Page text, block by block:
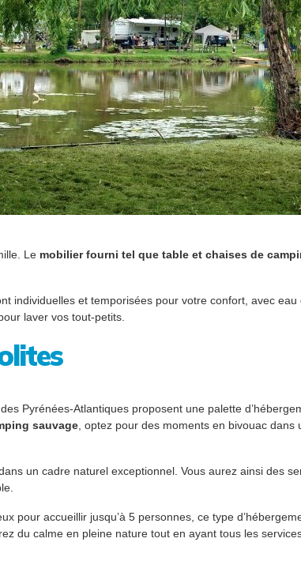
Le mobilier fourni tel que table et chaises de
individuelles et temporisées pour votre confort, avec eau
laver vos tout-petits.
Pyrénées-Atlantiques proposent une palette
sauvage , optez pour des moments en bivouac dans
un cadre naturel exceptionnel. Vous aurez ainsi des
pour accueillir jusqu’à 5 personnes, ce type
du calme en pleine nature tout en ayant tous les